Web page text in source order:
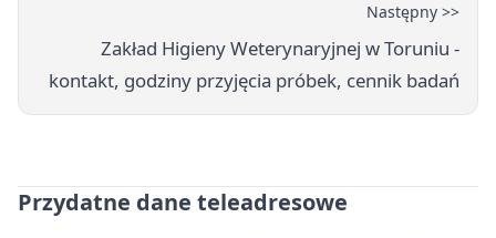
Następny >>
Zakład Higieny Weterynaryjnej w Toruniu -
kontakt, godziny przyjęcia próbek, cennik badań
Przydatne dane teleadresowe